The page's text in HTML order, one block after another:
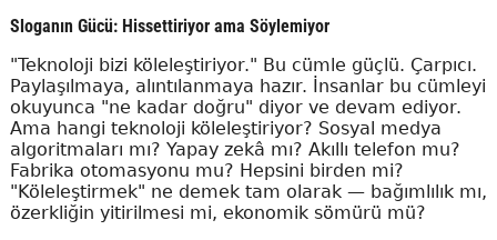
Sloganın Gücü: Hissettiriyor ama Söylemiyor
"Teknoloji bizi köleleştiriyor." Bu cümle güçlü. Çarpıcı.
Paylaşılmaya, alıntılanmaya hazır. İnsanlar bu cümleyi
okuyunca "ne kadar doğru" diyor ve devam ediyor.
Ama hangi teknoloji köleleştiriyor? Sosyal medya
algoritmaları mı? Yapay zekâ mı? Akıllı telefon mu?
Fabrika otomasyonu mu? Hepsini birden mi?
"Köleleştirmek" ne demek tam olarak — bağımlılık mı,
özerkliğin yitirilmesi mi, ekonomik sömürü mü?